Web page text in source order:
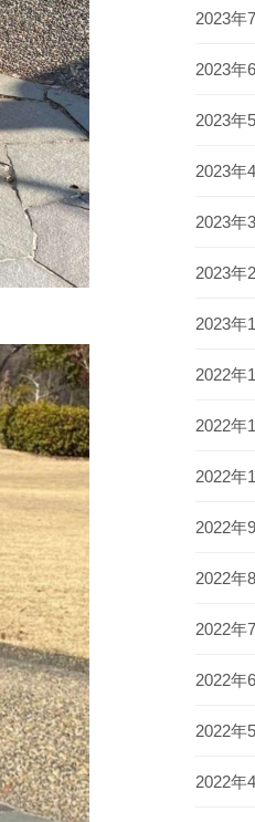
2023年
2023年
2023年
2023年
2023年
2023年
2023年
2022年
2022年
2022年
2022年
2022年
2022年
2022年
2022年
2022年